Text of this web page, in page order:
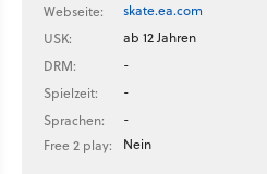
Webseite:
skate.ea.com
USK:
ab 12 Jahren
DRM:
-
Spielzeit:
-
Sprachen:
-
Free 2 play:
Nein